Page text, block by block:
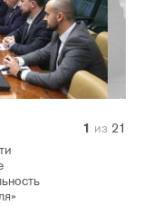
1 из 21
2 из 21
3 из 21
4 из 21
5 из 21
6 из 21
7 из 21
8 из 21
9 из 21
10 из 21
11 из 21
12 из 21
13 из 21
14 из 21
15 из 21
16 из 21
17 из 21
18 из 21
19 из 21
20 из 21
21 из 21